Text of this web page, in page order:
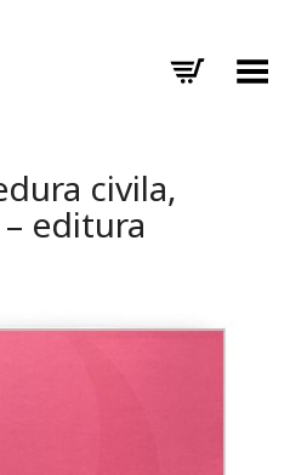
Toggle Menu
civila,
editura